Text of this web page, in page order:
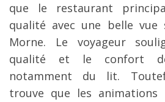
que le restaurant
qualité avec une belle
Morne. Le voyageur
qualité et le confort
notamment du lit.
trouve que les